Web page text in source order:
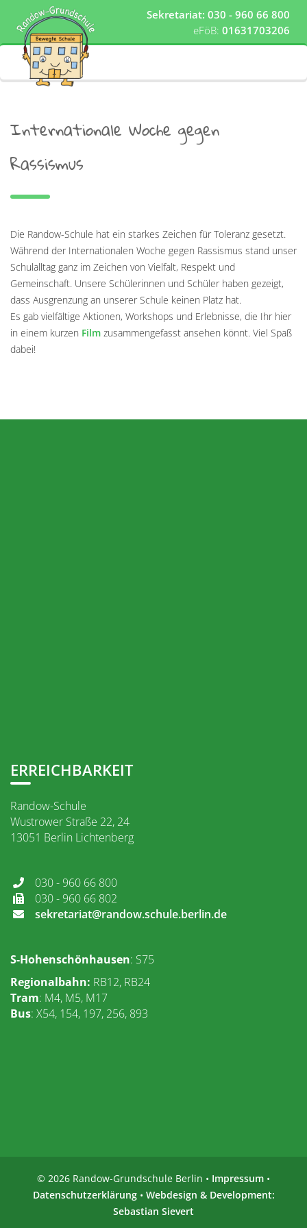
Sekretariat: 030 - 960 66 800
eFöB: 01631703206
Internationale Woche gegen
Rassismus
Die Randow-Schule hat ein starkes Zeichen für Toleranz gesetzt.
Während der Internationalen Woche gegen Rassismus stand unser
Schulalltag ganz im Zeichen von Vielfalt, Respekt und
Gemeinschaft. Unsere Schülerinnen und Schüler haben gezeigt,
dass Ausgrenzung an unserer Schule keinen Platz hat.
Es gab vielfältige Aktionen, Workshops und Erlebnisse, die Ihr hier
in einem kurzen Film zusammengefasst ansehen könnt. Viel Spaß
dabei!
ERREICHBARKEIT
Randow-Schule
Wustrower Straße 22, 24
13051 Berlin Lichtenberg
030 - 960 66 800
030 - 960 66 802
sekretariat@randow.schule.berlin.de
S-Hohenschönhausen: S75
Regionalbahn: RB12, RB24
Tram: M4, M5, M17
Bus: X54, 154, 197, 256, 893
© 2026 Randow-Grundschule Berlin • Impressum •
Datenschutzerklärung• Webdesign & Development:
Sebastian Sievert